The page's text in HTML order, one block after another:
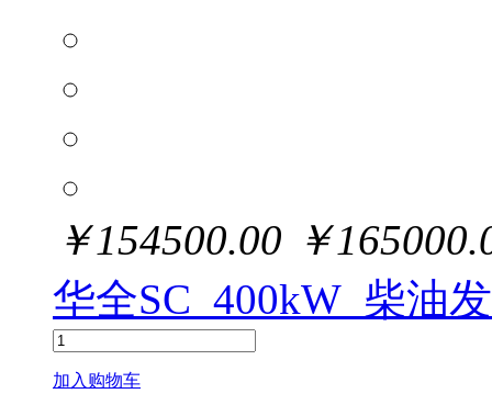
￥154500.00 ￥
华全SC_400kW_柴油
加入购物车